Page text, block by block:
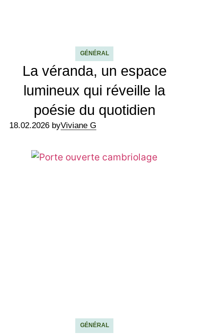
GÉNÉRAL
La véranda, un espace
lumineux qui réveille la
poésie du quotidien
18.02.2026 byViviane G
GÉNÉRAL